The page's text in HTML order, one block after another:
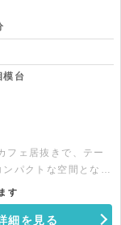
模台
フェ居抜きで、テー
パクトな空間となっ
にお問い合わせくだ
す
細を見る